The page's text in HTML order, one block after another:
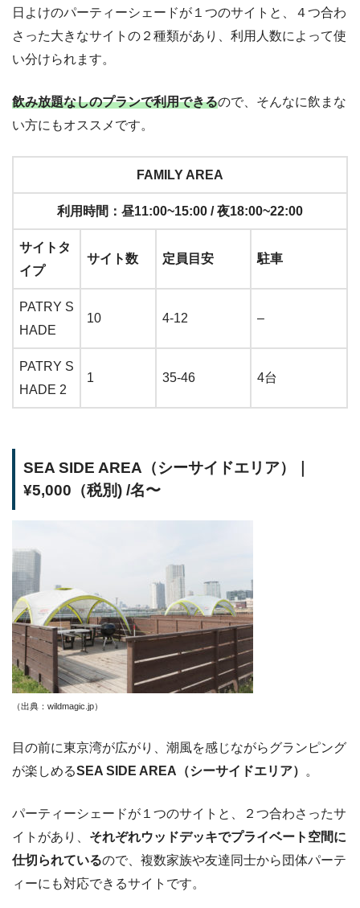
日よけのパーティーシェードが１つのサイトと、４つ合わ
さった大きなサイトの２種類があり、利用人数によって使
い分けられます。
飲み放題なしのプランで利用できるので、そんなに飲まな
い方にもオススメです。
FAMILY AREA
利用時間：昼11:00~15:00 / 夜18:00~22:00
サイトタ
イプ
サイト数 定員目安 駐車
PATRY S
HADE
10 4-12 –
PATRY S
HADE 2
1 35-46 4台
SEA SIDE AREA（シーサイドエリア）｜
¥5,000（税別) /名〜
（出典：wildmagic.jp）
目の前に東京湾が広がり、潮風を感じながらグランピング
が楽しめるSEA SIDE AREA（シーサイドエリア） 。
パーティーシェードが１つのサイトと、２つ合わさったサ
イトがあり、 それぞれウッドデッキでプライベート空間に
仕切られているので、複数家族や友達同士から団体パーテ
ィーにも対応できるサイトです。